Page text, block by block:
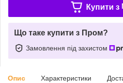
Купити з
Що таке купити з Пром?
Замовлення під захистом
Опис Характеристики